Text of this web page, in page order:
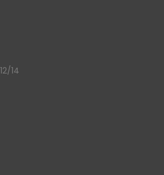
14